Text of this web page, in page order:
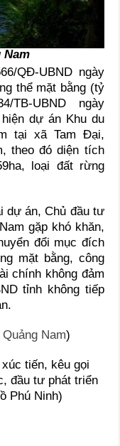
Nam
QĐ-UBND ngày
thể mặt bằng (tỷ
TB-UBND ngày
dự án Khu du
tại xã Tam Đại,
theo đó diện tích
loại đất rừng
dự án, Chủ đầu tư
gặp khó khăn,
đổi mục đích
mặt bằng, công
chính không đảm
tỉnh không tiếp
Nam)
tiến, kêu gọi
đầu tư phát triển
Phú Ninh)